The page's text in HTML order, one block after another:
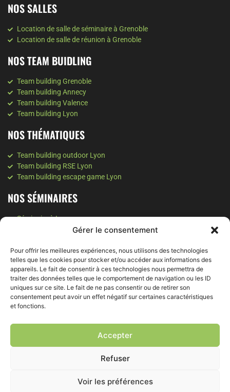
Gérer le consentement
Pour offrir les meilleures expériences, nous utilisons des technologies
telles que les cookies pour stocker et/ou accéder aux informations des
appareils. Le fait de consentir à ces technologies nous permettra de
traiter des données telles que le comportement de navigation ou les ID
uniques sur ce site. Le fait de ne pas consentir ou de retirer son
consentement peut avoir un effet négatif sur certaines caractéristiques
et fonctions.
Accepter
Refuser
Voir les préférences
NOS SALLES
Location de salle de séminaire à Grenoble
Location de salle de réunion à Grenoble
NOS TEAM BUIDLING
Team building Grenoble
Team building Annecy
Team building Valence
Team building Lyon
NOS THÉMATIQUES
Team building outdoor Lyon
Team building RSE Lyon
Team building escape game Lyon
NOS SÉMINAIRES
Séminaire à Lyon
Séminaire à Valence
Séminaire Montagne
NOS SOIRÉES
Soirée d'entreprise à Grenoble
Soirée d'entreprise à Lyon
Intelligence collective à Lyon
Coaching d'entreprise à Lyon